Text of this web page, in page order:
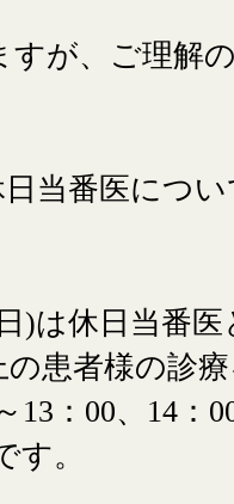
すが、ご理解
当番医につい
)は休日当番
患者様の診
13：00、14：
。